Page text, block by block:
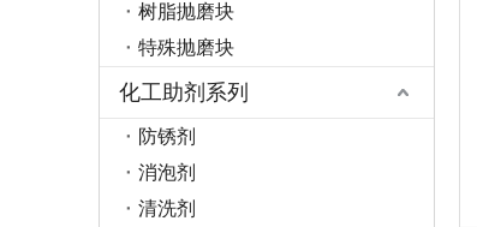
树脂抛磨块
特殊抛磨块
化工助剂系列
防锈剂
消泡剂
清洗剂